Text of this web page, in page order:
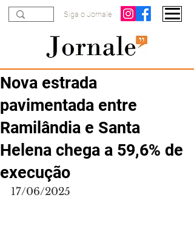
Siga o Jornale
Nova estrada
pavimentada entre
Ramilândia e Santa
Helena chega a 59,6% de
execução
17/06/2025